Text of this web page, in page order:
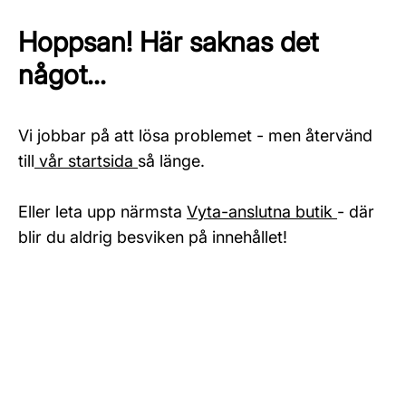
Hoppsan! Här saknas det
något...
Vi jobbar på att lösa problemet - men återvänd
till vår startsida så länge.
Eller leta upp närmsta Vyta-anslutna butik - där
blir du aldrig besviken på innehållet!